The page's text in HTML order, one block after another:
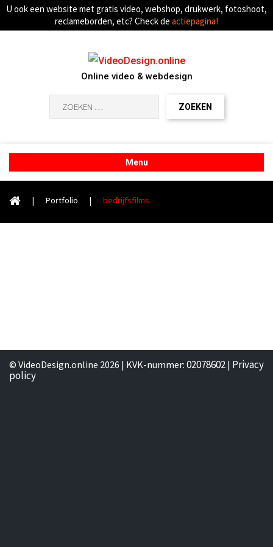
U ook een website met gratis video, webshop, drukwerk, fotoshoot,
reclameborden, etc? Check de actiepagina!
Online video & webdesign
naar:
Menu
| Portfolio | bedrijfsfilms
© VideoDesign.online 2026 | KVK-nummer: 02078602 | Privacy
policy